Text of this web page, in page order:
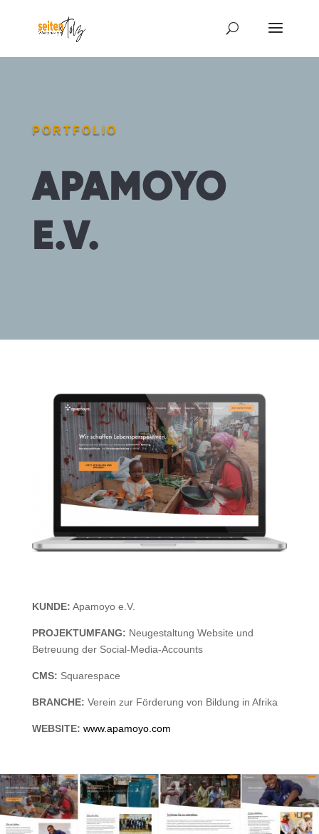
PORTFOLIO
APAMOYO
E.V.
KUNDE: Apamoyo e.V.
PROJEKTUMFANG: Neugestaltung Website und
Betreuung der Social-Media-Accounts
CMS: Squarespace
BRANCHE: Verein zur Förderung von Bildung in Afrika
WEBSITE: www.apamoyo.com